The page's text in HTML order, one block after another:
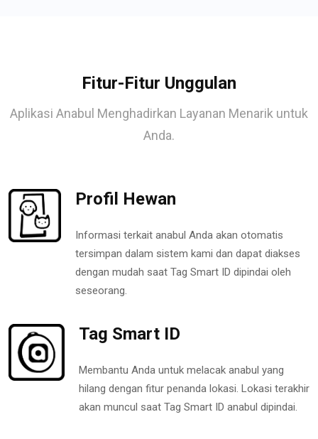
Fitur-Fitur Unggulan
Aplikasi Anabul Menghadirkan Layanan Menarik untuk
Anda.
Profil Hewan
Informasi terkait anabul Anda akan otomatis
tersimpan dalam sistem kami dan dapat diakses
dengan mudah saat Tag Smart ID dipindai oleh
seseorang.
Tag Smart ID
Membantu Anda untuk melacak anabul yang
hilang dengan fitur penanda lokasi. Lokasi terakhir
akan muncul saat Tag Smart ID anabul dipindai.